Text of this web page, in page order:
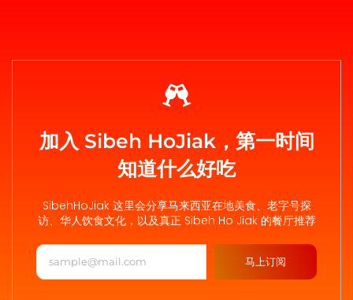
加入 Sibeh HoJiak，第一时间
知道什么好吃
SibehHoJiak 这里会分享马来西亚在地美食、老字号探
访、华人饮食文化，以及真正 Sibeh Ho Jiak 的餐厅推荐
马上订阅